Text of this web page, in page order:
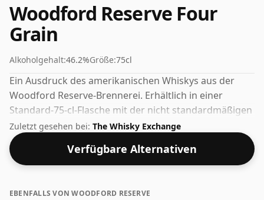
Woodford Reserve Four
Grain
Alkoholgehalt:46.2%Größe:75cl
Ein Ausdruck des amerikanischen Whiskys aus der
Woodford Reserve-Brennerei. Erhältlich in einer
Standard-75-cl-Flasche mit der nicht standardmäßigen
Stärke von 46,2 %.
Zuletzt gesehen bei: The Whisky Exchange
Verfügbare Alternativen
EBENFALLS VON WOODFORD RESERVE